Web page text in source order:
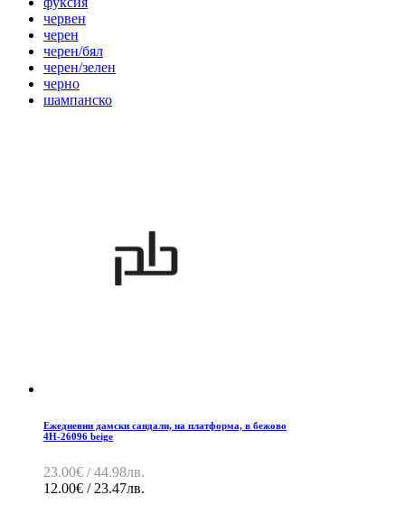
червен
черен
черен/бял
черен/зелен
черно
шампанско
Ежедневни дамски сандали, на платформа, в бежово
4H-26096 beige
23.00€ / 44.98лв.
12.00€ / 23.47лв.